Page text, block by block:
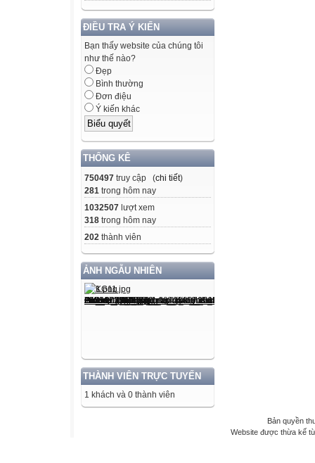
ĐIỀU TRA Ý KIẾN
Bạn thấy website của chúng tôi
như thế nào?
Đẹp
Bình thường
Đơn điệu
Ý kiến khác
THỐNG KÊ
750497 truy cập (chi tiết)
281 trong hôm nay
1032507 lượt xem
318 trong hôm nay
202 thành viên
ẢNH NGẪU NHIÊN
THÀNH VIÊN TRỰC TUYẾN
1 khách và 0 thành viên
Bản quyền
Website được thừa kế